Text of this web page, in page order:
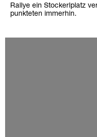
Rallye ein Stockerlplatz
punkteten immerhin.